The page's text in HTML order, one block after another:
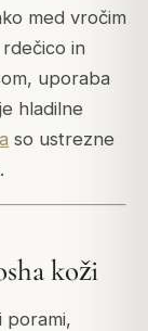
med vročim
in
uporaba
hladilne
so ustrezne
koži
porami,